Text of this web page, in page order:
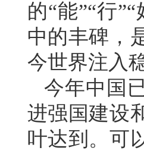
的“能”“行
中的丰碑，
今世界注入
今年中国
进强国建设
叶达到。可